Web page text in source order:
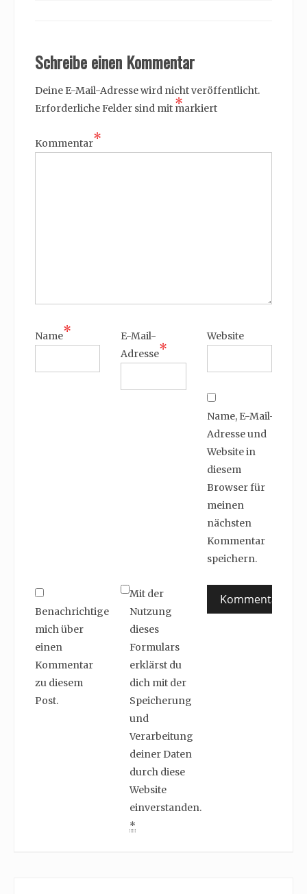
Schreibe einen Kommentar
Deine E-Mail-Adresse wird nicht veröffentlicht.
Erforderliche Felder sind mit *
markiert
Kommentar*
Name*
E-Mail-
Adresse*
Website
Name, E-Mail-
Adresse und
Website in
diesem
Browser für
meinen
nächsten
Kommentar
speichern.
Benachrichtige
mich über
einen
Kommentar
zu diesem
Post.
Mit der
Nutzung
dieses
Formulars
erklärst du
dich mit der
Speicherung
und
Verarbeitung
deiner Daten
durch diese
Website
einverstanden.
*